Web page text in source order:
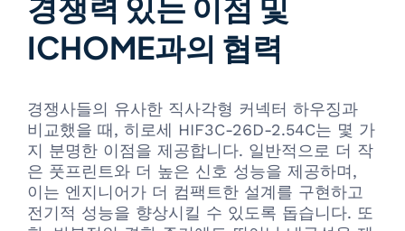
경쟁력 있는 이점 및
ICHOME과의 협력
경쟁사들의 유사한 직사각형 커넥터 하우징과
비교했을 때, 히로세 HIF3C-26D-2.54C는 몇 가
지 분명한 이점을 제공합니다. 일반적으로 더 작
은 풋프린트와 더 높은 신호 성능을 제공하며,
이는 엔지니어가 더 컴팩트한 설계를 구현하고
전기적 성능을 향상시킬 수 있도록 돕습니다. 또